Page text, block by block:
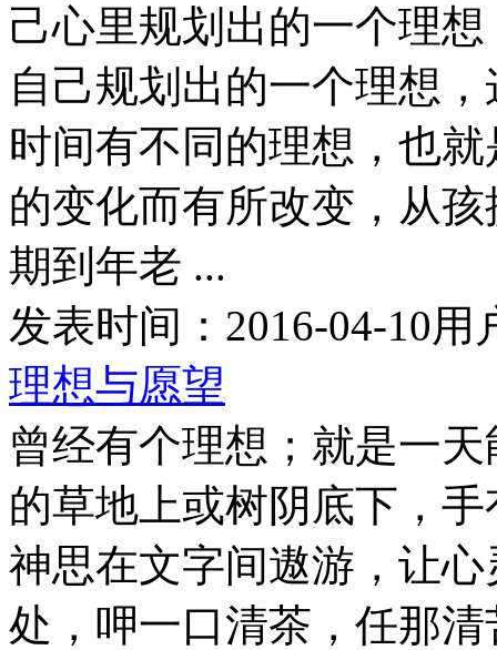
己心里规划出的一个理
自己规划出的一个理想
时间有不同的理想，也
的变化而有所改变，从
期到年老 ...
发表时间： 2016-04-10用
理想与愿望
曾经有个理想；就是一
的草地上或树阴底下，
神思在文字间遨游，让
处，呷一口清茶，任那